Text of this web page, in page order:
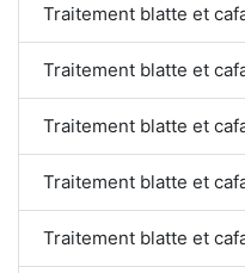
Traitement blatte et
Traitement blatte et
Traitement blatte et
Traitement blatte et
Traitement blatte et